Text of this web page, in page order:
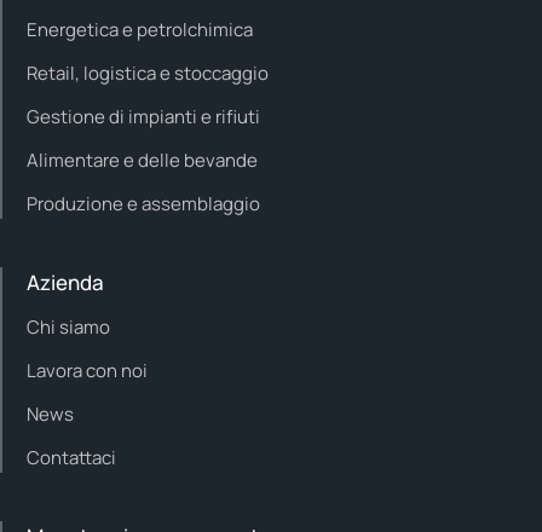
Energetica e petrolchimica
Retail, logistica e stoccaggio
Gestione di impianti e rifiuti
Alimentare e delle bevande
Produzione e assemblaggio
Azienda
Chi siamo
Lavora con noi
News
Contattaci